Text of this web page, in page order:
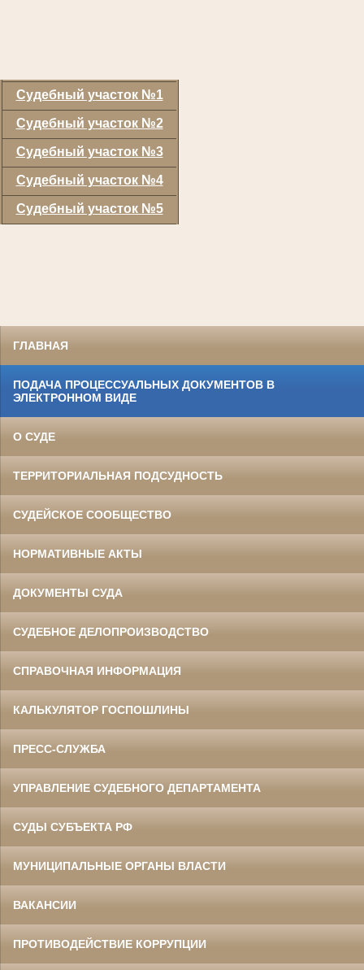
Судебный участок №1
Судебный участок №2
Судебный участок №3
Судебный участок №4
Судебный участок №5
ГЛАВНАЯ
ПОДАЧА ПРОЦЕССУАЛЬНЫХ ДОКУМЕНТОВ В
ЭЛЕКТРОННОМ ВИДЕ
О СУДЕ
ТЕРРИТОРИАЛЬНАЯ ПОДСУДНОСТЬ
СУДЕЙСКОЕ СООБЩЕСТВО
НОРМАТИВНЫЕ АКТЫ
ДОКУМЕНТЫ СУДА
СУДЕБНОЕ ДЕЛОПРОИЗВОДСТВО
СПРАВОЧНАЯ ИНФОРМАЦИЯ
КАЛЬКУЛЯТОР ГОСПОШЛИНЫ
ПРЕСС-СЛУЖБА
УПРАВЛЕНИЕ СУДЕБНОГО ДЕПАРТАМЕНТА
СУДЫ СУБЪЕКТА РФ
МУНИЦИПАЛЬНЫЕ ОРГАНЫ ВЛАСТИ
ВАКАНСИИ
ПРОТИВОДЕЙСТВИЕ КОРРУПЦИИ